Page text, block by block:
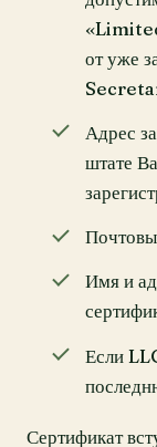
от уже
Адрес
штате
Имя и
Если
Сертификат